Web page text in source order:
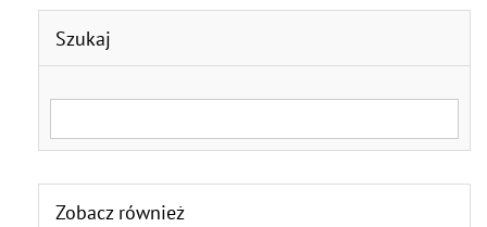
Szukaj
Zobacz również